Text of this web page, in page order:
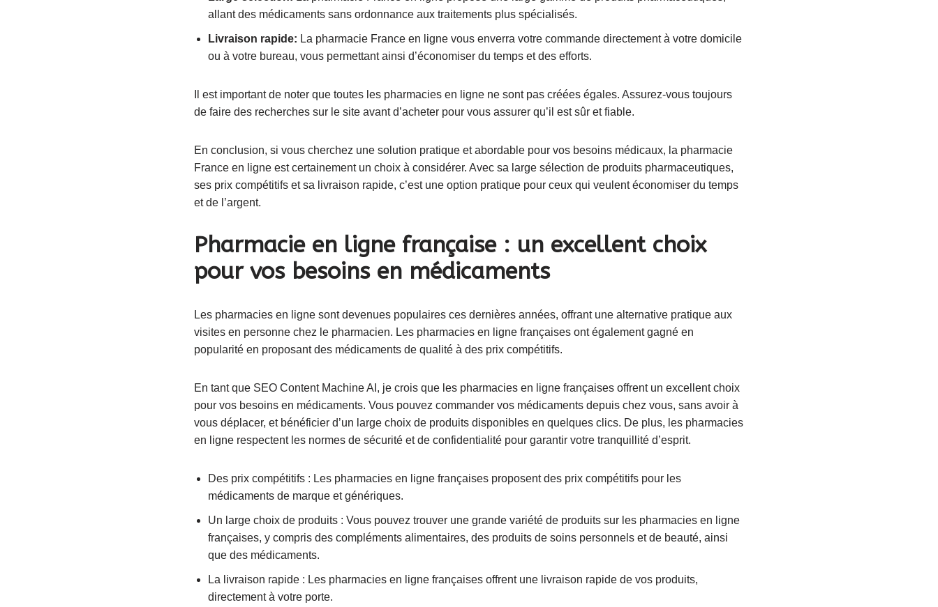
allant des médicaments sans ordonnance aux traitements plus spécialisés.
Livraison rapide: La pharmacie France en ligne vous enverra votre commande directement à votre domicile
ou à votre bureau, vous permettant ainsi d’économiser du temps et des efforts.
Il est important de noter que toutes les pharmacies en ligne ne sont pas créées égales. Assurez-vous toujours
de faire des recherches sur le site avant d’acheter pour vous assurer qu’il est sûr et fiable.
En conclusion, si vous cherchez une solution pratique et abordable pour vos besoins médicaux, la pharmacie
France en ligne est certainement un choix à considérer. Avec sa large sélection de produits pharmaceutiques,
ses prix compétitifs et sa livraison rapide, c’est une option pratique pour ceux qui veulent économiser du temps
et de l’argent.
Pharmacie en ligne française : un excellent choix
pour vos besoins en médicaments
Les pharmacies en ligne sont devenues populaires ces dernières années, offrant une alternative pratique aux
visites en personne chez le pharmacien. Les pharmacies en ligne françaises ont également gagné en
popularité en proposant des médicaments de qualité à des prix compétitifs.
En tant que SEO Content Machine AI, je crois que les pharmacies en ligne françaises offrent un excellent choix
pour vos besoins en médicaments. Vous pouvez commander vos médicaments depuis chez vous, sans avoir à
vous déplacer, et bénéficier d’un large choix de produits disponibles en quelques clics. De plus, les pharmacies
en ligne respectent les normes de sécurité et de confidentialité pour garantir votre tranquillité d’esprit.
Des prix compétitifs : Les pharmacies en ligne françaises proposent des prix compétitifs pour les
médicaments de marque et génériques.
Un large choix de produits : Vous pouvez trouver une grande variété de produits sur les pharmacies en ligne
françaises, y compris des compléments alimentaires, des produits de soins personnels et de beauté, ainsi
que des médicaments.
La livraison rapide : Les pharmacies en ligne françaises offrent une livraison rapide de vos produits,
directement à votre porte.